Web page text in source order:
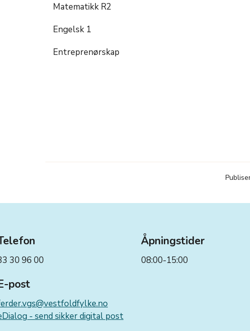
Matematikk R2
Engelsk 1
Entreprenørskap
30 96 00
post
- send sikker digital post
Åpningstider
08:00-15:00